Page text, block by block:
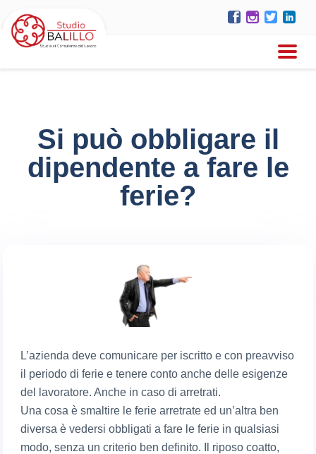
Si può obbligare il
dipendente a fare le
ferie?
L’azienda deve comunicare per iscritto e con preavviso
il periodo di ferie e tenere conto anche delle esigenze
del lavoratore. Anche in caso di arretrati.
Una cosa è smaltire le ferie arretrate ed un’altra ben
diversa è vedersi obbligati a fare le ferie in qualsiasi
modo, senza un criterio ben definito. Il riposo coatto,